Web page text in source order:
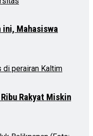
ini, Mahasiswa
Rakyat Miskin